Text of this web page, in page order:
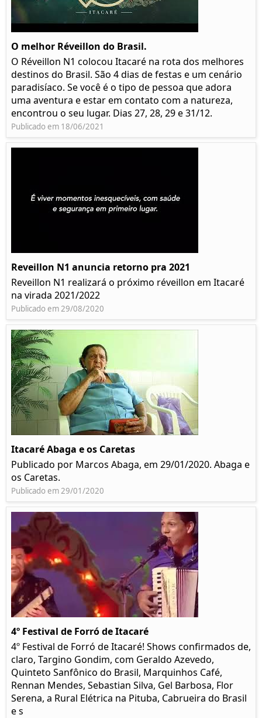
O melhor Réveillon do Brasil.
O Réveillon N1 colocou Itacaré na rota dos melhores
destinos do Brasil. São 4 dias de festas e um cenário
paradisíaco. Se você é o tipo de pessoa que adora
uma aventura e estar em contato com a natureza,
encontrou o seu lugar. Dias 27, 28, 29 e 31/12.
Publicado em 18/06/2021
Reveillon N1 anuncia retorno pra 2021
Reveillon N1 realizará o próximo réveillon em Itacaré
na virada 2021/2022
Publicado em 29/08/2020
Itacaré Abaga e os Caretas
Publicado por Marcos Abaga, em 29/01/2020. Abaga e
os Caretas.
Publicado em 29/01/2020
4º Festival de Forró de Itacaré
4º Festival de Forró de Itacaré! Shows confirmados de,
claro, Targino Gondim, com Geraldo Azevedo,
Quinteto Sanfônico do Brasil, Marquinhos Café,
Rennan Mendes, Sebastian Silva, Gel Barbosa, Flor
Serena, a Rural Elétrica na Pituba, Cabrueira do Brasil
e s